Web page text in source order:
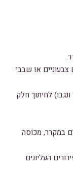
או שבבי
לחיתוך חלק
ימים במקרר, מכוסה
העליונים